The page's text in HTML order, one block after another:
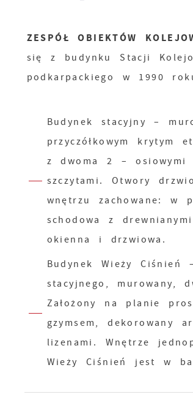
ZESPÓŁ OBIEKTÓW
się z budynku Stacji
podkarpackiego w 1990
Budynek stacyjny –
przyczółkowym krytym
z dwoma 2 – osiowymi
szczytami. Otwory
wnętrzu zachowane: w
schodowa z
okienna i drzwiowa.
Budynek Wieży
stacyjnego, murowany,
Założony na planie
gzymsem, dekorowany
lizenami. Wnętrze
Wieży Ciśnień jest w